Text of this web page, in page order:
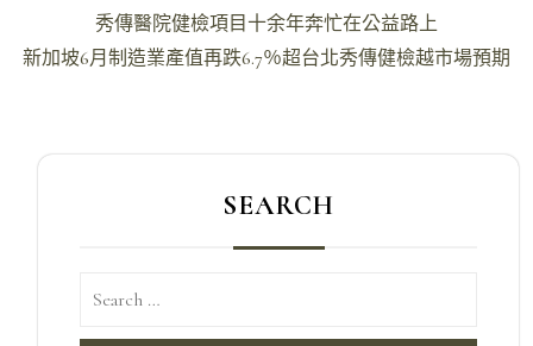
章
秀傳醫院健檢項目十余年奔忙在公益路上
新加坡6月制造業產值再跌6.7％超台北秀傳健檢越市場預期
SEARCH